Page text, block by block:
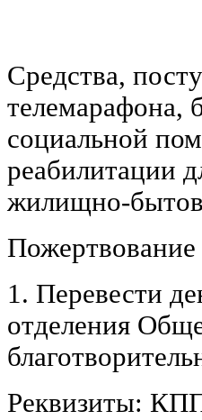
Средства,
телемарафона,
социальной
реабилитации
жилищно-
1. Перевести
отделения
Реквизиты: